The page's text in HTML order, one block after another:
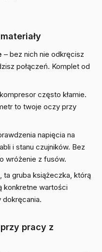
– bez nich nie odkręcisz
połączeń. Komplet od
często kłamie.
to twoje oczy przy
napięcia na
i stanu czujników. Bez
wróżenie z fusów.
ta gruba książeczka, którą
konkretne wartości
dokręcania.
pracy z